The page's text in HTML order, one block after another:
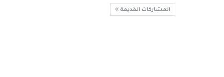
المشاركات القديمة